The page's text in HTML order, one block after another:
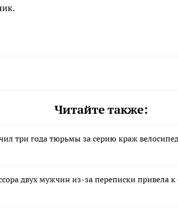
Читайте также:
три года тюрьмы за серию краж
двух мужчин из-за переписки привела к